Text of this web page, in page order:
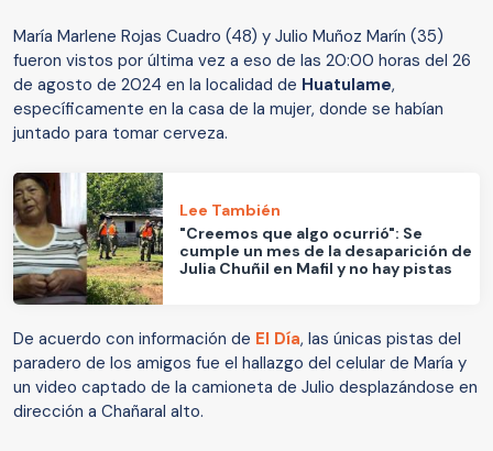
María Marlene Rojas Cuadro (48) y Julio Muñoz Marín (35)
fueron vistos por última vez a eso de las 20:00 horas del 26
de agosto de 2024 en la localidad de Huatulame,
específicamente en la casa de la mujer, donde se habían
juntado para tomar cerveza.
Lee También
"Creemos que algo ocurrió": Se
cumple un mes de la desaparición de
Julia Chuñil en Mafil y no hay pistas
De acuerdo con información de El Día, las únicas pistas del
paradero de los amigos fue el hallazgo del celular de María y
un video captado de la camioneta de Julio desplazándose en
dirección a Chañaral alto.